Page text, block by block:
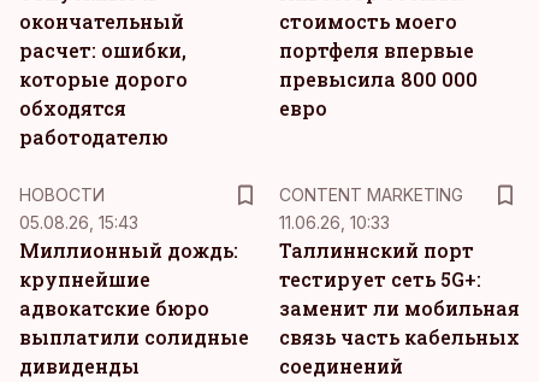
окончательный
расчет: ошибки,
которые дорого
обходятся
работодателю
стоимость моего
портфеля впервые
превысила 800 000
евро
НОВОСТИ
05.08.26, 15:43
Миллионный дождь:
крупнейшие
адвокатские бюро
выплатили солидные
дивиденды
CONTENT MARKETING
11.06.26, 10:33
Таллиннский порт
тестирует сеть 5G+:
заменит ли мобильная
связь часть кабельных
соединений